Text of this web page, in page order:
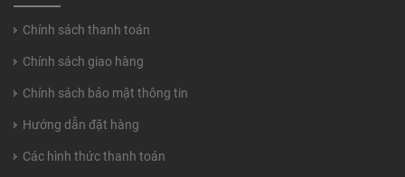
Chính sách thanh toán
Chính sách giao hàng
Chính sách bảo mật thông tin
Hướng dẫn đặt hàng
Các hình thức thanh toán